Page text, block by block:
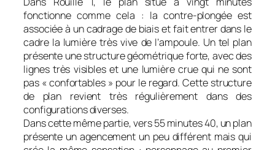
fonctionne comme cela : la contre-plongée est
associée à un cadrage de biais et fait entrer dans le
cadre la lumière très vive de l’ampoule. Un tel plan
présente une structure géométrique forte, avec des
lignes très visibles et une lumière crue qui ne sont
pas « confortables » pour le regard. Cette structure
de plan revient très régulièrement dans des
configurations diverses.
Dans cette même partie, vers 55 minutes 40, un plan
présente un agencement un peu différent mais qui